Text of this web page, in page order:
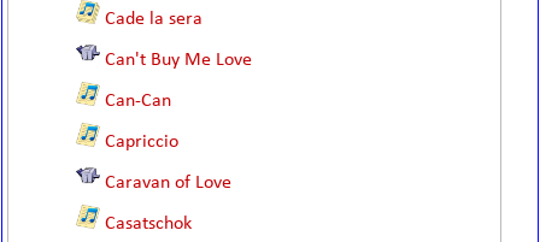
Cade la sera
Can't Buy Me Love
Can-Can
Capriccio
Caravan of Love
Casatschok